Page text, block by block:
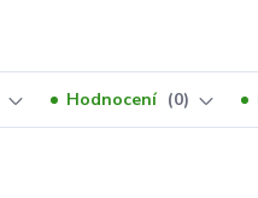
Hodnocení 0